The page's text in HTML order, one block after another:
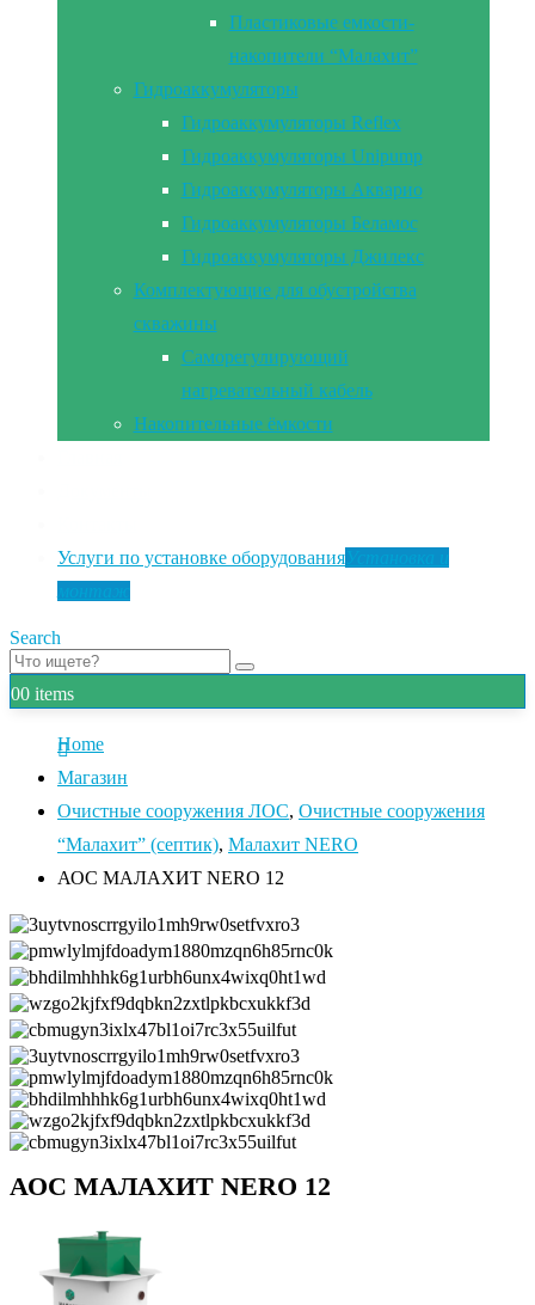
Пластиковые емкости-
накопители “Малахит”
Гидроаккумуляторы
Гидроаккумуляторы Reflex
Гидроаккумуляторы Unipump
Гидроаккумуляторы Акварио
Гидроаккумуляторы Беламос
Гидроаккумуляторы Джилекс
Комплектующие для обустройства
скважины
Саморегулирующий
нагревательный кабель
Накопительные ёмкости
Услуги по установке оборудования
Search
00 items
Home
Магазин
Очистные сооружения ЛОС, Очистные сооружения
“Малахит” (септик), Малахит NERO
АОС МАЛАХИТ NERO 12
АОС МАЛАХИТ NERO 12